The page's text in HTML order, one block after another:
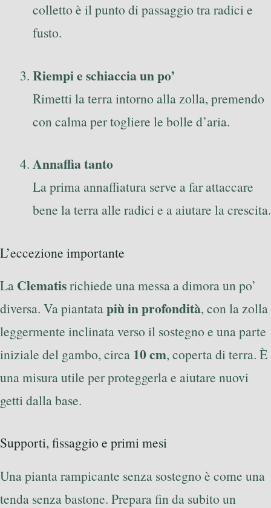
colletto è il punto di passaggio tra radici e
fusto.
Riempi e schiaccia un po’
Rimetti la terra intorno alla zolla, premendo
con calma per togliere le bolle d’aria.
Annaffia tanto
La prima annaffiatura serve a far attaccare
bene la terra alle radici e a aiutare la crescita.
L’eccezione importante
La Clematisrichiede una messa a dimora un po’
diversa. Va piantatapiù in profondità, con la zolla
leggermente inclinata verso il sostegno e una parte
iniziale del gambo, circa 10 cm, coperta di terra. È
una misura utile per proteggerla e aiutare nuovi
getti dalla base.
Supporti, fissaggio e primi mesi
Una pianta rampicante senza sostegno è come una
tenda senza bastone. Prepara fin da subito un